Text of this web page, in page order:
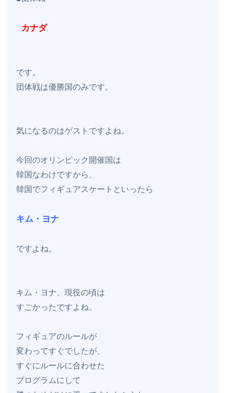
カナダ
です。
団体戦は優勝国のみです。
気になるのはゲストですよね。
今回のオリンピック開催国は
韓国なわけですから、
韓国でフィギュアスケートといったら
キム・ヨナ
ですよね。
キム・ヨナ、現役の頃は
すごかったですよね。
フィギュアのルールが
変わってすぐでしたが、
すぐにルールに合わせた
プログラムにして